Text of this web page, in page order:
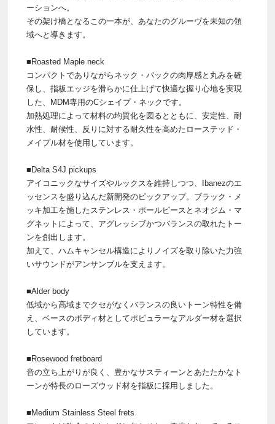
ーションへ。
その架け橋となるこの一本が、あなたのグルーヴを未知の領
域へと導きます。
■Roasted Maple neck
コンパクトでありながらネック・バックの肉厚感と丸みを確
保し、指板エッジを滑らかに仕上げて快適な握り心地を実現
した、MDM専用のCシェイプ・ネックです。
加熱処理によって材料の均質化を図るとともに、安定性、耐
水性、耐候性、反りに対する耐久性を高めたローステッド・
メイプル材を使用しています。
■Delta S4J pickups
アイコニックなサイズやルックスを維持しつつ、Ibanezのエ
ッセンスを盛り込んだ新開発のピックアップ。ブラック・メ
ッキ加工を施したステンレス・ポールピースとネオジム・マ
グネットによって、アグレッシブかつバランスの取れたトー
ンを創出します。
加えて、ハムキャンセル構造によりノイズを取り除いた力強
いサウンドがアンサンブルを支えます。
■Alder body
低域から高域までクセがなくバランスの良いトーン特性を備
え、ベースのボディ材としてポピュラーなアルダー材を選択
しています。
■Rosewood fretboard
音の立ち上がりが良く、豊かなサスティーンとあたたかなト
ーンが特長のローズウッド材を指板に採用しました。
■Medium Stainless Steel frets